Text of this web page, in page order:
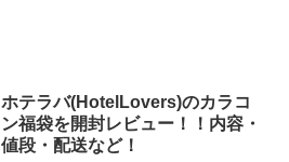
ホテラバ(HotelLovers)のカラコ
ン福袋を開封レビュー！！内容・
値段・配送など！